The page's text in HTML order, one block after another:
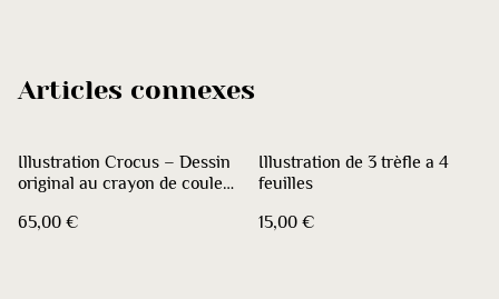
Articles connexes
Illustration Crocus – Dessin
original au crayon de couleur
65,00 €
Illustration de 3 trèfle a 4
feuilles
15,00 €